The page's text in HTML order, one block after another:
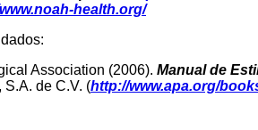
health.org/
Association (2006). Manual de
S.A. de C.V. (http://www.apa.org/